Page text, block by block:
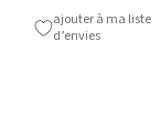
ajouter à ma liste
d’envies